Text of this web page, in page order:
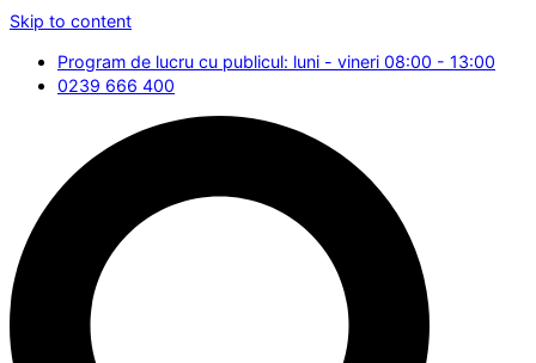
Skip to content
Program de lucru cu publicul: luni - vineri 08:00 - 13:00
0239 666 400